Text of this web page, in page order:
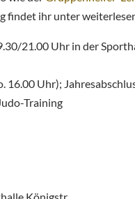
findet ihr unter
21.00 Uhr in der
16.00 Uhr);
Training